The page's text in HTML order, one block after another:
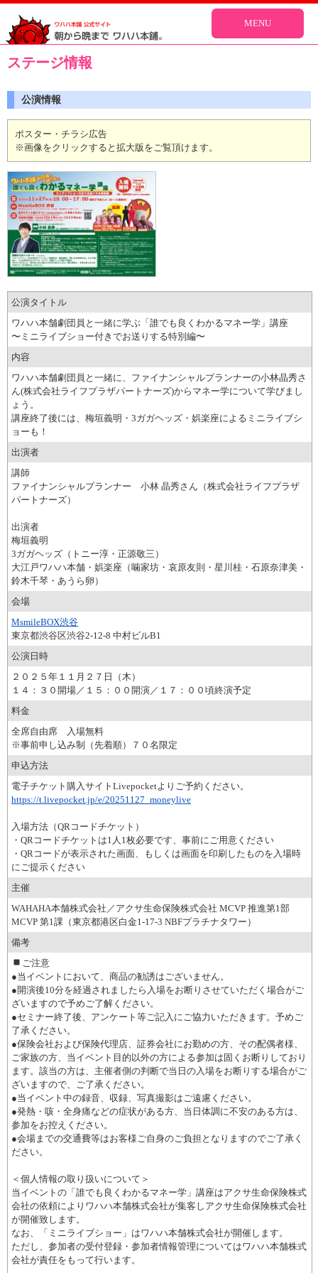
MENU
ステージ情報
公演情報
ポスター・チラシ広告
※画像をクリックすると拡大版をご覧頂けます。
公演タイトル
ワハハ本舗劇団員と一緒に学ぶ「誰でも良くわかるマネー学」講座
〜ミニライブショー付きでお送りする特別編〜
内容
ワハハ本舗劇団員と一緒に、ファイナンシャルプランナーの小林晶秀さ
ん(株式会社ライフプラザパートナーズ)からマネー学について学びまし
ょう。
講座終了後には、梅垣義明・3ガガヘッズ・娯楽座によるミニライブシ
ョーも！
出演者
講師
ファイナンシャルプランナー 小林 晶秀さん（株式会社ライフプラザ
パートナーズ）
出演者
梅垣義明
3ガガヘッズ（トニー淳・正源敬三）
大江戸ワハハ本舗・娯楽座（噛家坊・哀原友則・星川桂・石原奈津美・
鈴木千琴・あうら卵）
会場
MsmileBOX渋谷
東京都渋谷区渋谷2-12-8 中村ビルB1
公演日時
２０２５年１１月２７日（木）
１４：３０開場／１５：００開演／１７：００頃終演予定
料金
全席自由席 入場無料
※事前申し込み制（先着順）７０名限定
申込方法
電子チケット購入サイトLivepocketよりご予約ください。
https://t.livepocket.jp/e/20251127_moneylive
入場方法（QRコードチケット）
・QRコードチケットは1人1枚必要です、事前にご用意ください
・QRコードが表示された画面、もしくは画面を印刷したものを入場時
にご提示ください
主催
WAHAHA本舗株式会社／アクサ生命保険株式会社 MCVP 推進第1部
MCVP 第1課（東京都港区白金1-17-3 NBFプラチナタワー）
備考
ご注意
●当イベントにおいて、商品の勧誘はございません。
●開演後10分を経過されましたら入場をお断りさせていただく場合がご
ざいますので予めご了解ください。
●セミナー終了後、アンケート等ご記入にご協力いただきます。予めご
了承ください。
●保険会社および保険代理店、証券会社にお勤めの方、その配偶者様、
ご家族の方、当イベント目的以外の方による参加は固くお断りしており
ます。該当の方は、主催者側の判断で当日の入場をお断りする場合がご
ざいますので、ご了承ください。
●当イベント中の録音、収録、写真撮影はご遠慮ください。
●発熱・咳・全身痛などの症状がある方、当日体調に不安のある方は、
参加をお控えください。
●会場までの交通費等はお客様ご自身のご負担となりますのでご了承く
ださい。
＜個人情報の取り扱いについて＞
当イベントの「誰でも良くわかるマネー学」講座はアクサ生命保険株式
会社の依頼によりワハハ本舗株式会社が集客しアクサ生命保険株式会社
が開催致します。
なお、「ミニライブショー」はワハハ本舗株式会社が開催します。
ただし、参加者の受付登録・参加者情報管理についてはワハハ本舗株式
会社が責任をもって行います。